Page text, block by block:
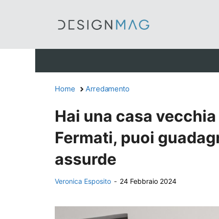
Home Arredamento
Hai una casa
Fermati, puoi
assurde
Veronica Esposito - 24 Febbraio 2024